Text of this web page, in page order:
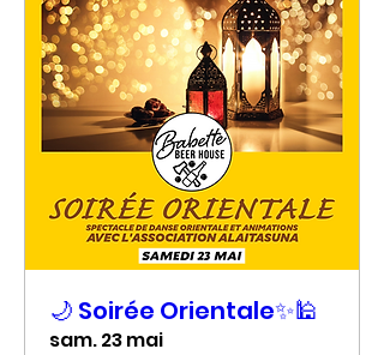
🌙 Soirée Orientale✨🕌
sam. 23 mai